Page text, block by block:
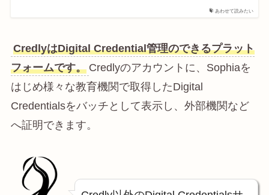
あわせて読みたい
CredlyはDigital Credential管理のできるプラット
フォームです。 Credlyのアカウントに、Sophiaを
はじめ様々な教育機関で取得したDigital
Credentialsをバッチとして表示し、外部機関など
へ証明できます。